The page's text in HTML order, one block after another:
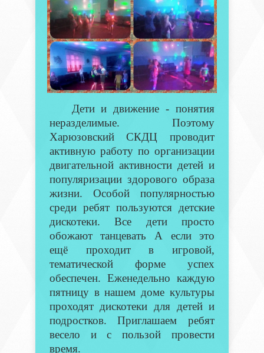
Дети и движение - понятия
неразделимые. Поэтому
Харюзовский СКДЦ проводит
активную работу по организации
двигательной активности детей и
популяризации здорового образа
жизни. Особой популярностью
среди ребят пользуются детские
дискотеки. Все дети просто
обожают танцевать А если это
ещё проходит в игровой,
тематической форме успех
обеспечен. Еженедельно каждую
пятницу в нашем доме культуры
проходят дискотеки для детей и
подростков. Приглашаем ребят
весело и с пользой провести
время.